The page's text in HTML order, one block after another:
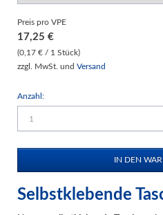
Preis pro VPE
17,25 €
(0,17 € / 1 Stück)
zzgl. MwSt. und Versand
Anzahl:
Selbstklebende